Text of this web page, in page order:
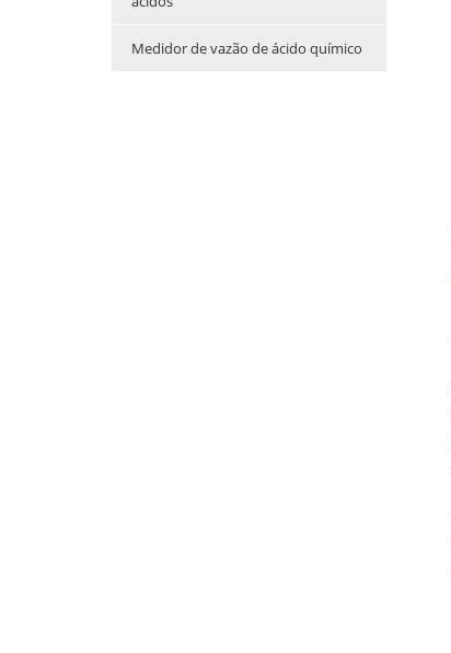
Medidor de vazão de ácido químico